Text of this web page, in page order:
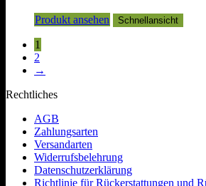
Produkt ansehen Schnellansicht
1
2
→
Rechtliches
AGB
Zahlungsarten
Versandarten
Widerrufsbelehrung
Datenschutzerklärung
Richtlinie für Rückerstattungen und